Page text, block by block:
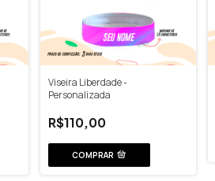
Viseira Liberdade -
Personalizada
R$110,00
COMPRAR